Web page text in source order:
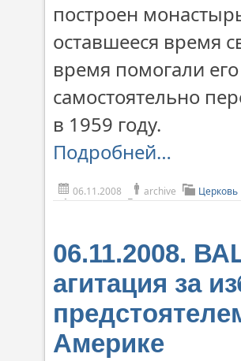
построен
оставшееся время
время помогали
самостоятельно
в 1959 году.
Подробней…
06.11.2008 archive
06.11.2008.
агитация за
Америке